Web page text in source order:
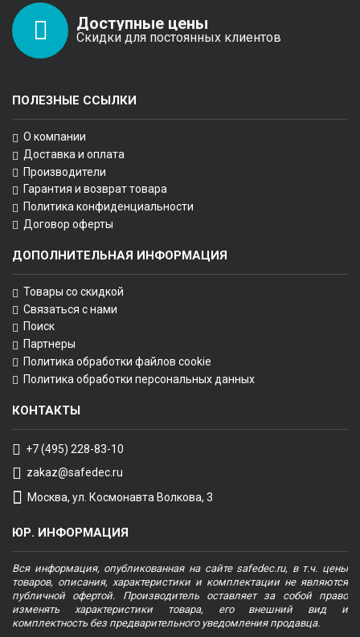
Доступные цены
Скидки для постоянных клиентов
ПОЛЕЗНЫЕ ССЫЛКИ
О компании
Доставка и оплата
Производители
Гарантия и возврат товара
Политика конфиденциальности
Договор оферты
ДОПОЛНИТЕЛЬНАЯ ИНФОРМАЦИЯ
Товары со скидкой
Связаться с нами
Поиск
Партнеры
Политика обработки файлов cookie
Политика обработки персональных данных
КОНТАКТЫ
+7 (495) 228-83-10
zakaz@safedec.ru
Москва, ул. Космонавта Волкова, 3
ЮР. ИНФОРМАЦИЯ
Вся информация, опубликованная на сайте safedec.ru, в т.ч. цены
товаров, описания, характеристики и комплектации не являются
публичной офертой. Производитель оставляет за собой право
изменять характеристики товара, его внешний вид и
комплектность без предварительного уведомления продавца.